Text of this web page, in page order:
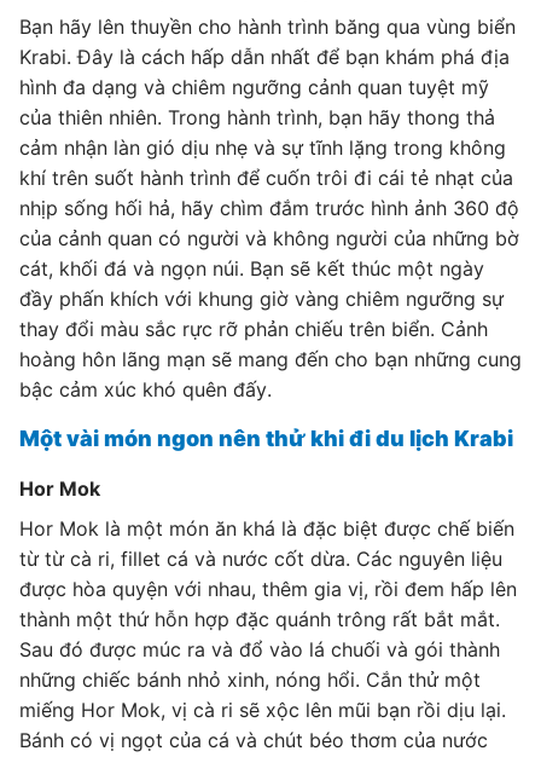
Bạn hãy lên thuyền cho hành trình băng qua vùng biển
Krabi. Đây là cách hấp dẫn nhất để bạn khám phá địa
hình đa dạng và chiêm ngưỡng cảnh quan tuyệt mỹ
của thiên nhiên. Trong hành trình, bạn hãy thong thả
cảm nhận làn gió dịu nhẹ và sự tĩnh lặng trong không
khí trên suốt hành trình để cuốn trôi đi cái tẻ nhạt của
nhịp sống hối hả, hãy chìm đắm trước hình ảnh 360 độ
của cảnh quan có người và không người của những bờ
cát, khối đá và ngọn núi. Bạn sẽ kết thúc một ngày
đầy phấn khích với khung giờ vàng chiêm ngưỡng sự
thay đổi màu sắc rực rỡ phản chiếu trên biển. Cảnh
hoàng hôn lãng mạn sẽ mang đến cho bạn những cung
bậc cảm xúc khó quên đấy.
Một vài món ngon nên thử khi đi du lịch Krabi
Hor Mok
Hor Mok là một món ăn khá là đặc biệt được chế biến
từ từ cà ri, fillet cá và nước cốt dừa. Các nguyên liệu
được hòa quyện với nhau, thêm gia vị, rồi đem hấp lên
thành một thứ hỗn hợp đặc quánh trông rất bắt mắt.
Sau đó được múc ra và đổ vào lá chuối và gói thành
những chiếc bánh nhỏ xinh, nóng hổi. Cắn thử một
miếng Hor Mok, vị cà ri sẽ xộc lên mũi bạn rồi dịu lại.
Bánh có vị ngọt của cá và chút béo thơm của nước